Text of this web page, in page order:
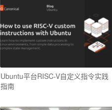
Ubuntu平台RISC-V自定义指令实践
指南